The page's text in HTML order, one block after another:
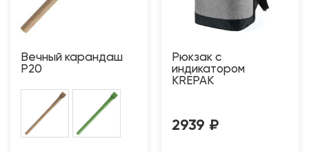
Вечный карандаш
P20
Рюкзак с
индикатором
KREPAK
2939 ₽